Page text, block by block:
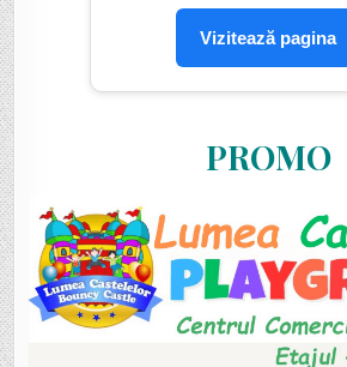
Vizitează pagina
PROMO